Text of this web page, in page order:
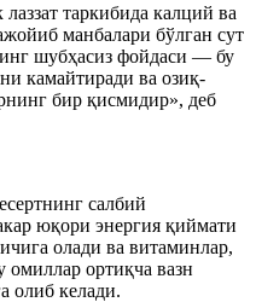
таркибида калций ва
манбалари бўлган сут
шубҳасиз фойдаси — бу
камайтиради ва озиқ-
бир қисмидир», деб
салбий
юқори энергия қиймати
олади ва витаминлар,
омиллар ортиқча вазн
олиб келади.